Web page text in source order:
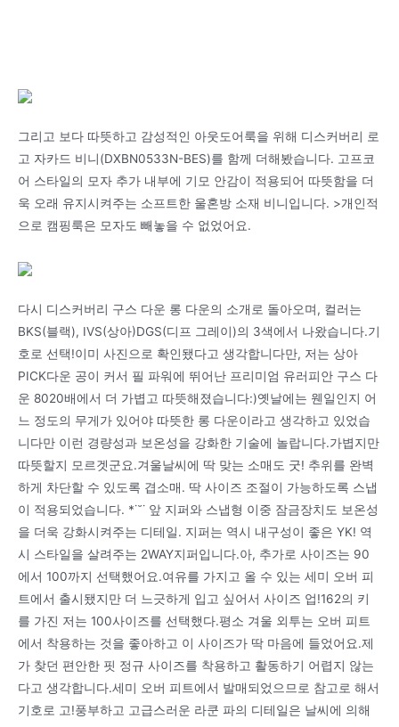
그리고 보다 따뜻하고 감성적인 아웃도어룩을 위해 디스커버리 로
고 자카드 비니(DXBN0533N-BES)를 함께 더해봤습니다. 고프코
어 스타일의 모자 추가 내부에 기모 안감이 적용되어 따뜻함을 더
욱 오래 유지시켜주는 소프트한 울혼방 소재 비니입니다. >개인적
으로 캠핑룩은 모자도 빼놓을 수 없었어요.
다시 디스커버리 구스 다운 롱 다운의 소개로 돌아오며, 컬러는
BKS(블랙), IVS(상아)DGS(디프 그레이)의 3색에서 나왔습니다.기
호로 선택!이미 사진으로 확인됐다고 생각합니다만, 저는 상아
PICK다운 공이 커서 필 파워에 뛰어난 프리미엄 유러피안 구스 다
운 8020배에서 더 가볍고 따뜻해졌습니다:)옛날에는 웬일인지 어
느 정도의 무게가 있어야 따뜻한 롱 다운이라고 생각하고 있었습
니다만 이런 경량성과 보온성을 강화한 기술에 놀랍니다.가볍지만
따뜻할지 모르겟군요.겨울날씨에 딱 맞는 소매도 굿! 추위를 완벽
하게 차단할 수 있도록 겹소매. 딱 사이즈 조절이 가능하도록 스냅
이 적용되었습니다. *˙˘˙ 앞 지퍼와 스냅형 이중 잠금장치도 보온성
을 더욱 강화시켜주는 디테일. 지퍼는 역시 내구성이 좋은 YK! 역
시 스타일을 살려주는 2WAY지퍼입니다.아, 추가로 사이즈는 90
에서 100까지 선택했어요.여유를 가지고 올 수 있는 세미 오버 피
트에서 출시됐지만 더 느긋하게 입고 싶어서 사이즈 업!162의 키
를 가진 저는 100사이즈를 선택했다.평소 겨울 외투는 오버 피트
에서 착용하는 것을 좋아하고 이 사이즈가 딱 마음에 들었어요.제
가 찾던 편안한 핏 정규 사이즈를 착용하고 활동하기 어렵지 않는
다고 생각합니다.세미 오버 피트에서 발매되었으므로 참고로 해서
기호로 고!풍부하고 고급스러운 라쿤 파의 디테일은 날씨에 의해